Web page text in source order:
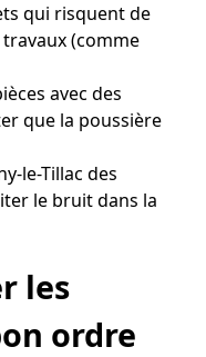
qui risquent de
(comme
avec des
que la poussière
le-Tillac des
le bruit dans la
les
ordre